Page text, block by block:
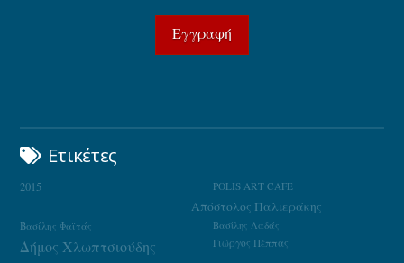
Ετικέτες
2015 POLIS ART CAFE
Απόστολος Παλιεράκης
Βασίλης Λαδάς
Βασίλης Φαϊτάς
Γιώργος Πέππας
Δήμος Χλωπτσιούδης